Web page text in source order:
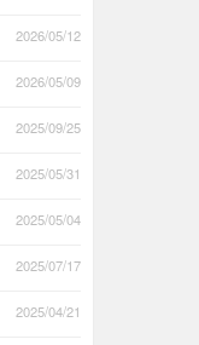
2026/05/12
2026/05/09
2025/09/25
2025/05/31
2025/05/04
2025/07/17
2025/04/21